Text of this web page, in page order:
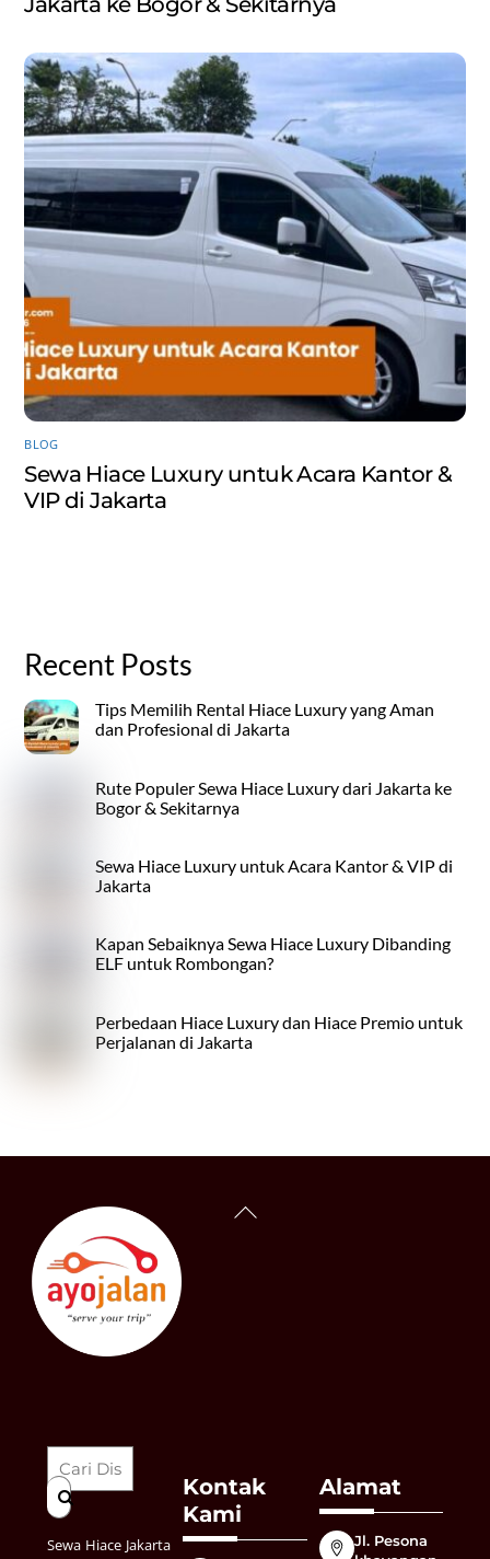
BLOG
Sewa Hiace Luxury untuk Acara Kantor &
VIP di Jakarta
Recent Posts
Tips Memilih Rental Hiace Luxury yang Aman
dan Profesional di Jakarta
Rute Populer Sewa Hiace Luxury dari Jakarta ke
Bogor & Sekitarnya
Sewa Hiace Luxury untuk Acara Kantor & VIP di
Jakarta
Kapan Sebaiknya Sewa Hiace Luxury Dibanding
ELF untuk Rombongan?
Perbedaan Hiace Luxury dan Hiace Premio untuk
Perjalanan di Jakarta
Back
Sewa Hiace Jakarta
Kontak
Kami
Alamat
Jl. Pesona